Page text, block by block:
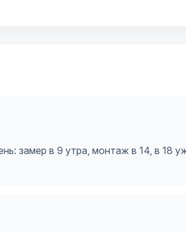
замер в 9 утра, монтаж в 14, в 18